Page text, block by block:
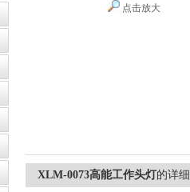
点击放大
XLM-0073高能工作头灯的详